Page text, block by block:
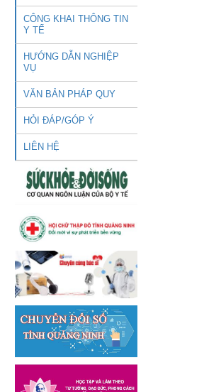
CÔNG KHAI THÔNG TIN
Y TẾ
HƯỚNG DẪN NGHIỆP
VỤ
VĂN BẢN PHÁP QUY
HỎI ĐÁP/GÓP Ý
LIÊN HỆ